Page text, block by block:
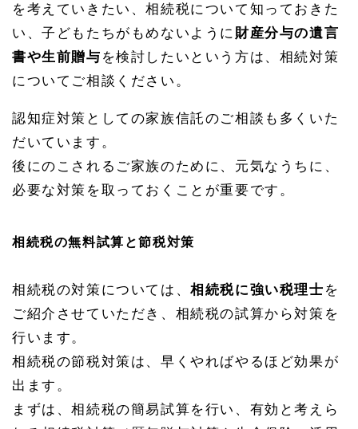
を考えていきたい、相続税について知っておきた
い、子どもたちがもめないように 財産分与の遺言
書や生前贈与 を検討したいという方は、相続対策
についてご相談ください。
認知症対策としての家族信託のご相談も多くいた
だいています。
後にのこされるご家族のために、元気なうちに、
必要な対策を取っておくことが重要です。
相続税の無料試算と節税対策
相続税の対策については、相続税に強い税理士 を
ご紹介させていただき、相続税の試算から対策を
行います。
相続税の節税対策は、早くやればやるほど効果が
出ます。
まずは、相続税の簡易試算を行い、有効と考えら